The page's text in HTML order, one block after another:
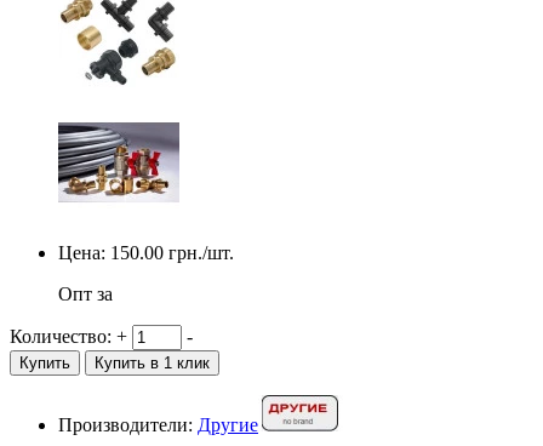
Цена: 150.00 грн./шт.
Опт за
Количество: + -
Купить Купить в 1 клик
Производители: Другие